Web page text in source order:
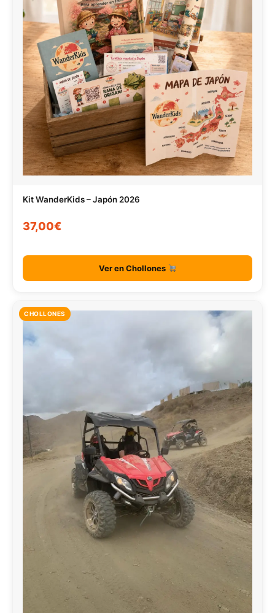
Kit WanderKids – Japón 2026
37,00€
Ver en Chollones
CHOLLONES